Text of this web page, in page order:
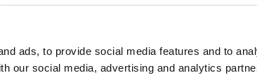
ads, to provide social media features and to
our social media, advertising and analytics